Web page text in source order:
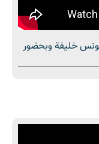
الأولى 1447 بتقديم يونس خليفة وبحضور